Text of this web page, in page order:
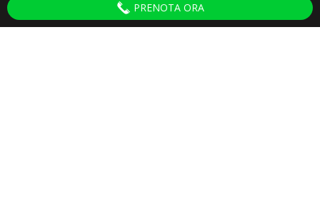
Discoteche Pisa
PRENOTA ORA